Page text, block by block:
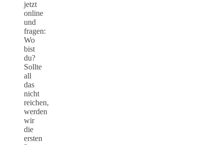
jetzt
online
und
fragen:
Wo
bist
du?
Sollte
all
das
nicht
reichen,
werden
wir
die
ersten